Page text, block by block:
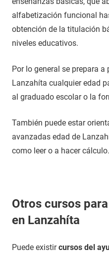
alfabetización funcional
obtención de la titulación
niveles educativos.
Por lo general se prepara
Lanzahíta cualquier edad
al graduado escolar o la
También puede estar
avanzadas edad de
como leer o a hacer cálculo.
Otros cursos
en Lanzahíta
Puede existircursos del